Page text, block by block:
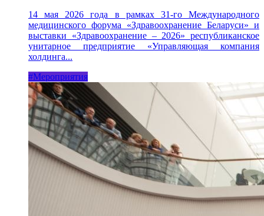
14 мая 2026 года в рамках 31-го Международного
медицинского форума «Здравоохранение Беларуси» и
выставки «Здравоохранение – 2026» республиканское
унитарное предприятие «Управляющая компания
холдинга...
#Мероприятия